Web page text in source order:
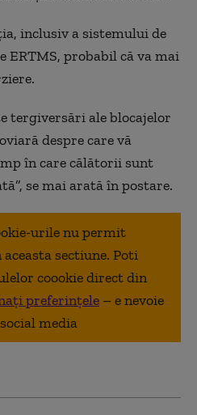
inclusiv a sistemului de
ERTMS, probabil că va mai
tergiversări ale blocajelor
despre care vă
în care călătorii sunt
se mai arată în postare.
urile nu permit
sectiune. Poti
coookie direct din
preferințele – e nevoie
media